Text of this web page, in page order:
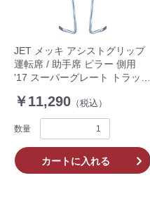
JET メッキ アシストグリップ
運転席 / 助手席 ピラー 側用
'17 スーパーグレート トラック
￥11,290 （税込）
数量
カートに入れる